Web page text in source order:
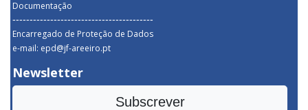
Documentação
-----------------------------------------
Encarregado de Proteção de Dados
e-mail: epd@jf-areeiro.pt
Newsletter
Subscrever